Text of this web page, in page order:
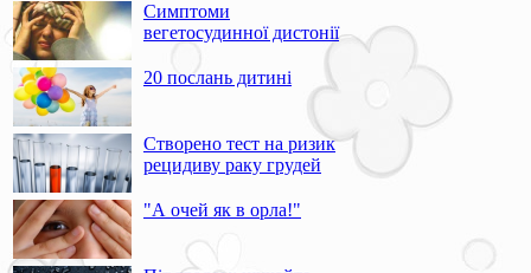
Симптоми
вегетосудинної дистонії
20 послань дитині
Створено тест на ризик
рецидиву раку грудей
"А очей як в орла!"